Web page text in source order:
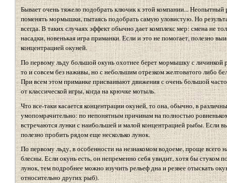
Бывает очень тяжело подобрать ключик к этой компании...
поменять мормышки, пытаясь подобрать самую уловистую. Но
всегда. В таких случаях эффект обычно дает комплекс мер: смена не
насадки, новенькая игра приманки. Если и это не помогает, полезно
концентрацией окуней.
По первому льду большой окунь охотнее берет мормышку с
то и совсем без наживы, но с небольшим отрезком желтоватого либо
При всем этом приманке присваивают движения с очень большой
от классической игры, когда на крючке мотыль.
Что все-таки касается концентрации окуней, то она, обычно, в
умопомрачительно: по непонятным причинам на полностью
встречаются лунки с наибольшей и малой концентрацией рыбы. Если
полезно пробить рядом еще несколько лунок.
По первому льду, в особенности на незнакомом водоеме, проще
блесны. Если окунь есть, он непременно себя увидит, хотя бы стуком
лунок, тем подробнее можно изучить рельеф дна и резвее отыскать
относительно других рыб).